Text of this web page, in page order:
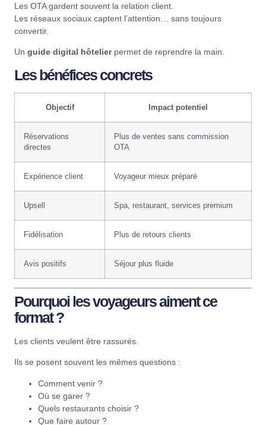
Les OTA gardent souvent la relation client.
Les réseaux sociaux captent l’attention… sans toujours
convertir.
Un guide digital hôtelierpermet de reprendre la main.
Les bénéfices concrets
Objectif Impact potentiel
Réservations
directes
Plus de ventes sans commission
OTA
Expérience client Voyageur mieux préparé
Upsell Spa, restaurant, services premium
Fidélisation Plus de retours clients
Avis positifs Séjour plus fluide
Pourquoi les voyageurs aiment ce
format ?
Les clients veulent être rassurés.
Ils se posent souvent les mêmes questions :
Comment venir ?
Où se garer ?
Quels restaurants choisir ?
Que faire autour ?